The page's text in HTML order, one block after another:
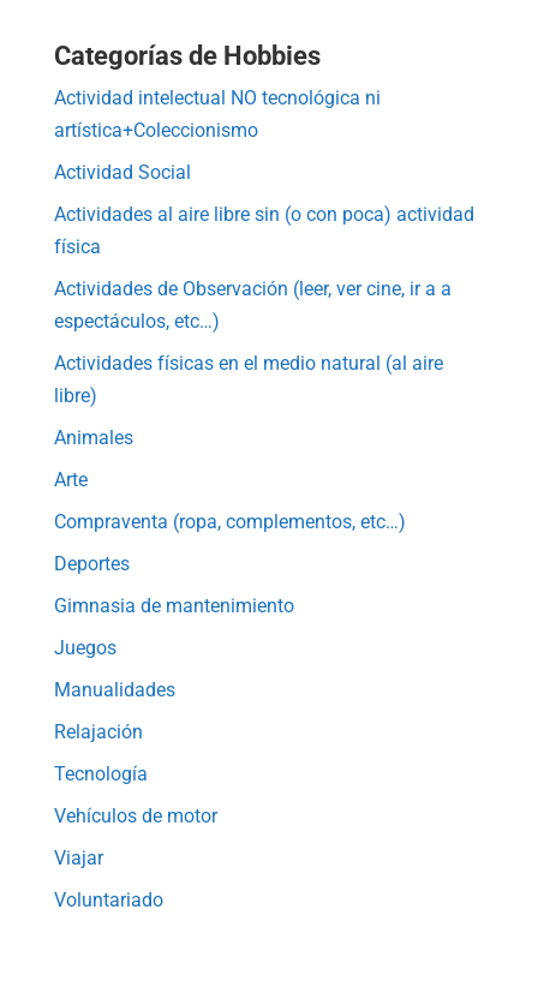
Categorías de Hobbies
Actividad intelectual NO tecnológica ni
artística+Coleccionismo
Actividad Social
Actividades al aire libre sin (o con poca) actividad
física
Actividades de Observación (leer, ver cine, ir a a
espectáculos, etc…)
Actividades físicas en el medio natural (al aire
libre)
Animales
Arte
Compraventa (ropa, complementos, etc…)
Deportes
Gimnasia de mantenimiento
Juegos
Manualidades
Relajación
Tecnología
Vehículos de motor
Viajar
Voluntariado